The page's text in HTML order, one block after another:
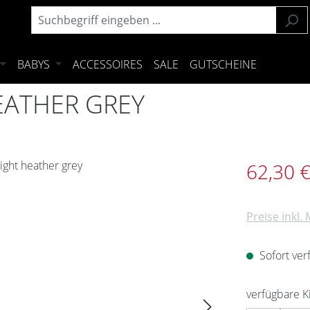
BABYS ACCESSOIRES SALE GUTSCHEINE
GREY
Verkaufspreis:
62,30 €
Preise inkl.
Sofort
verfügbare